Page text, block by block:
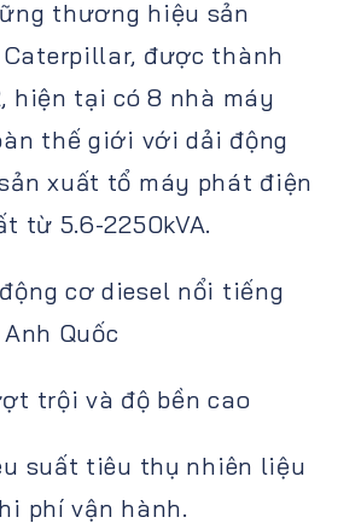
thương hiệu sản
Caterpillar, được thành
hiện tại có 8 nhà máy
thế giới với dải động
xuất tổ máy phát điện
từ 5.6-2250kVA.
cơ diesel nổi tiếng
Quốc
trội và độ bền cao
suất tiêu thụ nhiên liệu
phí vận hành.